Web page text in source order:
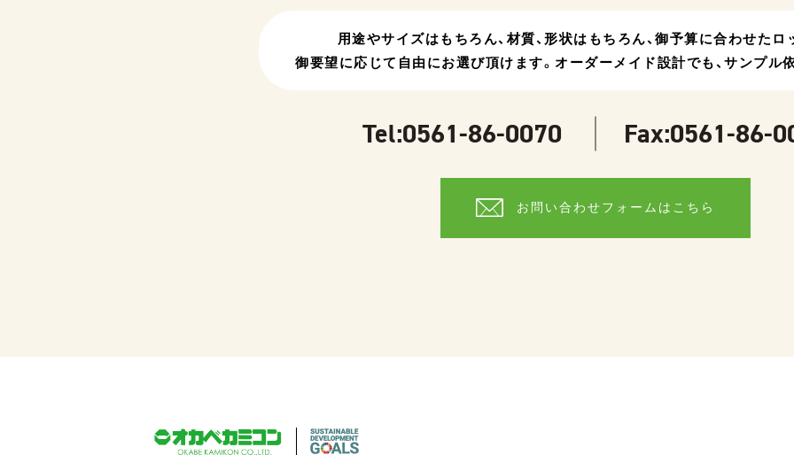
用途やサイズはもちろん、材質、形状はもちろん、御予算に合わせたロ
御要望に応じて自由にお選び頂けます。 オーダーメイド設計でも、サンプル
Tel:0561-86-0070 Fax:0561-86-
お問い合わせフォームはこちら